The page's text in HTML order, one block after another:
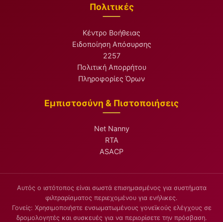
Πολιτικές
Κέντρο Βοήθειας
Ειδοποίηση Απόσυρσης
2257
Πολιτική Απορρήτου
Πληροφορίες Όρων
Εμπιστοσύνη & Πιστοποιήσεις
Net Nanny
RTA
ASACP
Αυτός ο ιστότοπος είναι σωστά επισημασμένος για συστήματα
φιλτραρίσματος περιεχομένου για ενήλικες.
Γονείς: Χρησιμοποιήστε ενσωματωμένους γονεϊκούς ελέγχους σε
δρομολογητές και συσκευές για να περιορίσετε την πρόσβαση.